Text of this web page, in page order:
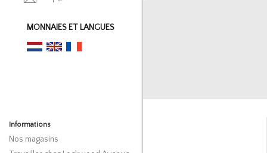
MONNAIES ET LANGUES
Informations
Nos magasins